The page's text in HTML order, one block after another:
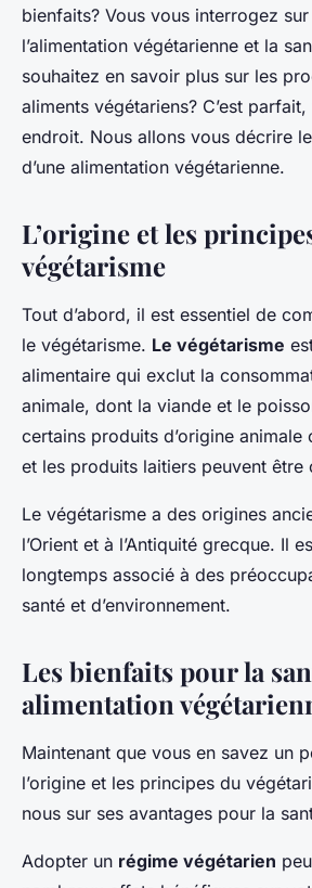
bienfaits? Vous vous interrogez
l’alimentation végétarienne et la
souhaitez en savoir plus sur les
aliments végétariens? C’est
endroit. Nous allons vous décrire
d’une alimentation végétarienne.
L’origine et les
végétarisme
Tout d’abord, il est essentiel de
le végétarisme. Le végétarisme
alimentaire qui exclut la
animale, dont la viande et le
certains produits d’origine
et les produits laitiers peuvent être
Le végétarisme a des origines
l’Orient et à l’Antiquité grecque. Il
longtemps associé à des
santé et d’environnement.
Les bienfaits pour la
alimentation
Maintenant que vous en savez un
l’origine et les principes du
nous sur ses avantages pour la
Adopter un régime végétarien